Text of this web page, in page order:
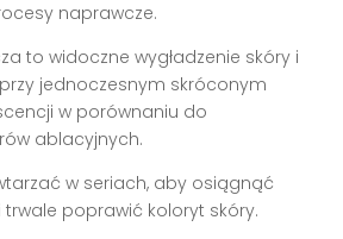
naprawcze.
to widoczne wygładzenie skóry i
jednoczesnym skróconym
w porównaniu do
ablacyjnych.
w seriach, aby osiągnąć
trwale poprawić koloryt skóry.